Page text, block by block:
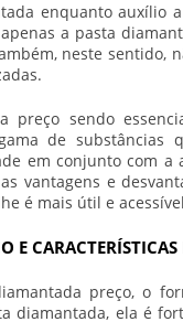
enquanto auxílio
a pasta
neste sentido,
preço sendo
de substâncias
em conjunto com a
vantagens e
é mais útil e
E
preço, o
diamantada, ela é